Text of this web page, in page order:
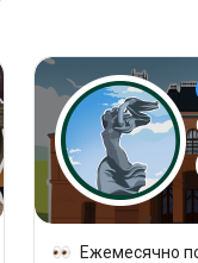
Ежемесячно